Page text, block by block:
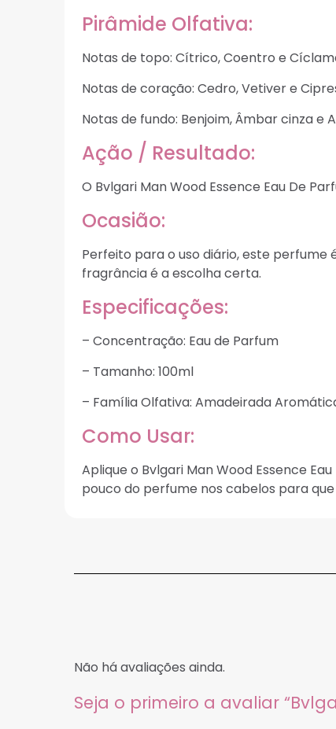
Pirâmide Olfativa:
Notas de topo: Cítrico, Coentro e
Notas de coração: Cedro, Vetiver e
Notas de fundo: Benjoim, Âmbar cinza e
Ação / Resultado:
O Bvlgari Man Wood Essence Eau De
Ocasião:
Perfeito para o uso diário, este perfume
fragrância é a escolha certa.
Especificações:
– Concentração: Eau de Parfum
– Tamanho: 100ml
– Família Olfativa: Amadeirada
Como Usar:
Aplique o Bvlgari Man Wood Essence
pouco do perfume nos cabelos para
Não há avaliações ainda.
Seja o primeiro a avaliar